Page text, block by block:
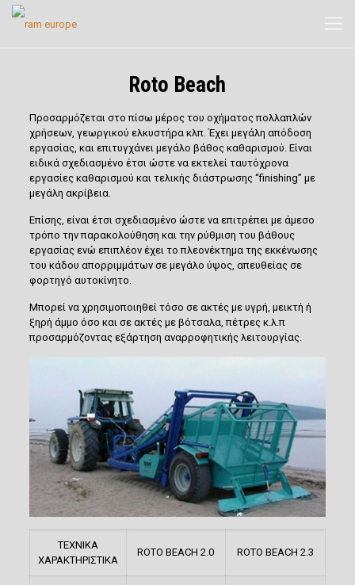
Roto Beach
Προσαρμόζεται στο πίσω μέρος του οχήματος πολλαπλών
χρήσεων, γεωργικού ελκυστήρα κλπ. Έχει μεγάλη απόδοση
εργασίας, και επιτυγχάνει μεγάλο βάθος καθαρισμού. Είναι
ειδικά σχεδιασμένο έτσι ώστε να εκτελεί ταυτόχρονα
εργασίες καθαρισμού και τελικής διάστρωσης “finishing” με
μεγάλη ακρίβεια.
Επίσης, είναι έτσι σχεδιασμένο ώστε να επιτρέπει με άμεσο
τρόπο τηνπαρακολούθηση και την ρύθμιση του βάθους
εργασίαςενώ επιπλέον έχει το πλεονέκτημα της εκκένωσης
του κάδου απορριμμάτων σε μεγάλο ύψος, απευθείας σε
φορτηγό αυτοκίνητο.
Μπορεί να χρησιμοποιηθεί τόσο σε ακτές με υγρή, μεικτή ή
ξηρή άμμο όσο και σε ακτές με βότσαλα, πέτρες κ.λ.π
προσαρμόζοντας εξάρτηση αναρροφητικής λειτουργίας.
ΤΕΧΝΙΚΑ
ΧΑΡΑΚΤΗΡΙΣΤΙΚΑ
ROTO BEACH 2.0 ROTO BEACH 2.3